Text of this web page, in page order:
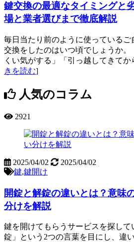
鍵交換の最適なタイミングと
場と業者選びまで徹底解説
毎日当たり前のように使っているご
交換をしたのはいつ頃でしょうか。
くい気がする」「引っ越してきて
きを読む]
人気のコラム
2921
2025/04/02
2025/04/02
鍵,鍵開け
開錠と解錠の違いとは？意味
分けを解説
鍵を開けてもらうサービスを探し
錠」という2つの言葉を目にし、違